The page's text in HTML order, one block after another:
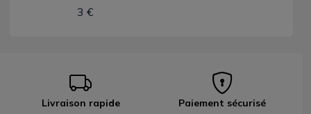
3 €
Livraison rapide Paiement sécurisé